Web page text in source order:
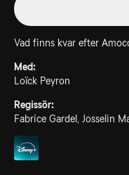
Vad finns kvar efter
Med:
Loïck Peyron
Regissör:
Fabrice Gardel, Josselin